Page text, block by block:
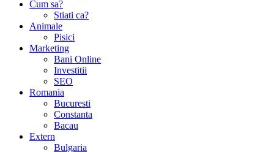
Cum sa?
Stiati ca?
Animale
Pisici
Marketing
Bani Online
Investitii
SEO
Romania
Bucuresti
Constanta
Bacau
Extern
Bulgaria